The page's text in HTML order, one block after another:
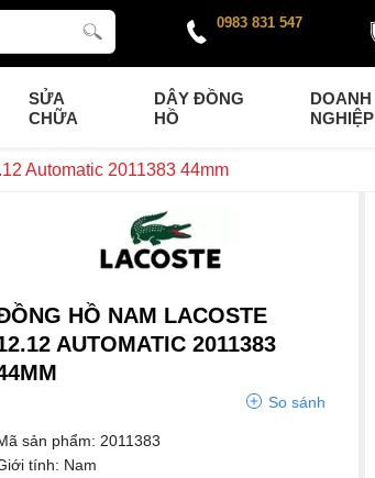
0983 831 547
SỬA
CHỮA
DÂY ĐỒNG
HỒ
DOANH
NGHIỆP
Automatic 2011383 44mm
HỒ NAM LACOSTE
AUTOMATIC 2011383
So sánh
sản phẩm: 2011383
tính: Nam